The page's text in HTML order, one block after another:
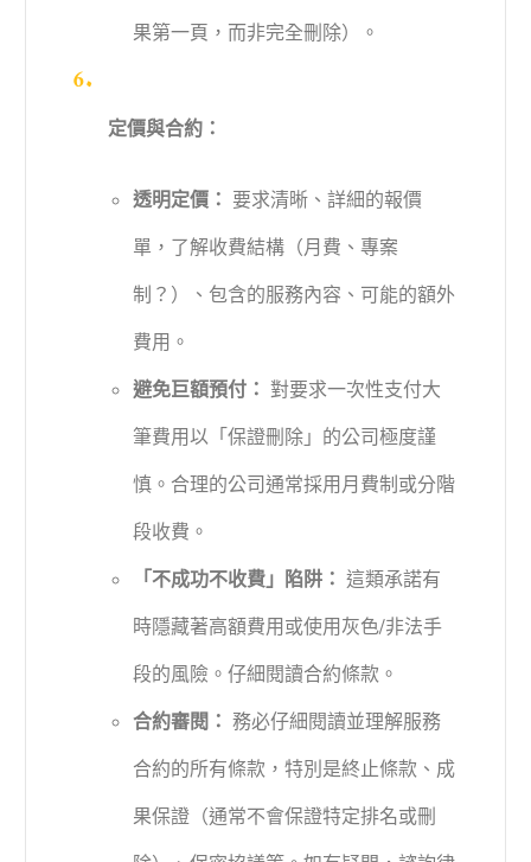
果第一頁，而非完全刪除）。
定價與合約：
透明定價： 要求清晰、詳細的報價
單，了解收費結構（月費、專案
制？）、包含的服務內容、可能的額外
費用。
避免巨額預付： 對要求一次性支付大
筆費用以「保證刪除」的公司極度謹
慎。合理的公司通常採用月費制或分階
段收費。
「不成功不收費」陷阱： 這類承諾有
時隱藏著高額費用或使用灰色/非法手
段的風險。仔細閱讀合約條款。
合約審閱： 務必仔細閱讀並理解服務
合約的所有條款，特別是終止條款、成
果保證（通常不會保證特定排名或刪